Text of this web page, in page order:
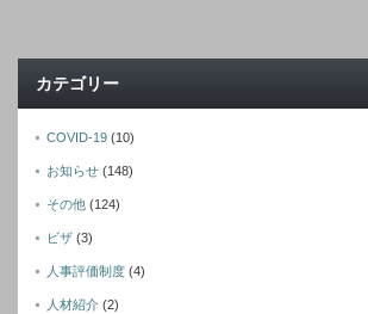
カテゴリー
COVID-19 (10)
お知らせ (148)
その他 (124)
ビザ (3)
人事評価制度 (4)
人材紹介 (2)